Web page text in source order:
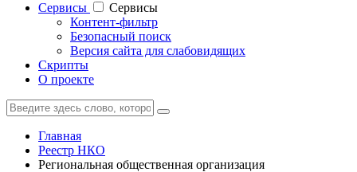
Cервисы
Cервисы
Контент-фильтр
Безопасный поиск
Версия сайта для слабовидящих
Скрипты
О проекте
Главная
Реестр НКО
Региональная общественная организация